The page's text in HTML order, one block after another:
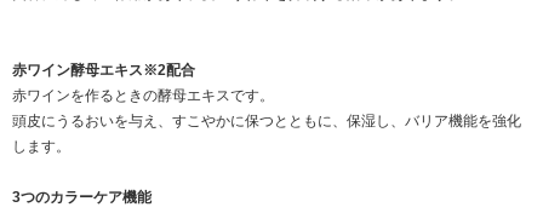
赤ワイン酵母エキス※2配合
赤ワインを作るときの酵母エキスです。
頭皮にうるおいを与え、すこやかに保つとともに、保湿し、バリア機能を強化
します。
3つのカラーケア機能